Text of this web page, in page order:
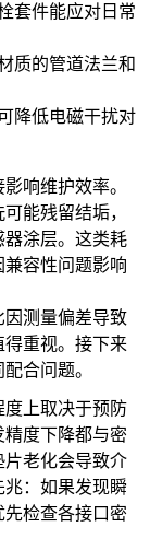
套件能应对日常
质的管道法兰和
降低电磁干扰对
响维护效率。
能残留结垢，
涂层。这类耗
容性问题影响
测量偏差导致
重视。接下来
合问题。
上取决于预防
度下降都与密
老化会导致介
：如果发现瞬
检查各接口密